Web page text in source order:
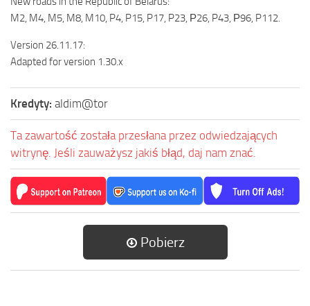
M2, M4, M5, M8, M10, P4, P15, P17, P23, Р26, P43, Р96, P112.
Version 26.11.17:
Adapted for version 1.30.x
Kredyty: aldim@tor
Ta zawartość została przesłana przez odwiedzających
witrynę. Jeśli zauważysz jakiś błąd, daj nam znać.
Pobierz